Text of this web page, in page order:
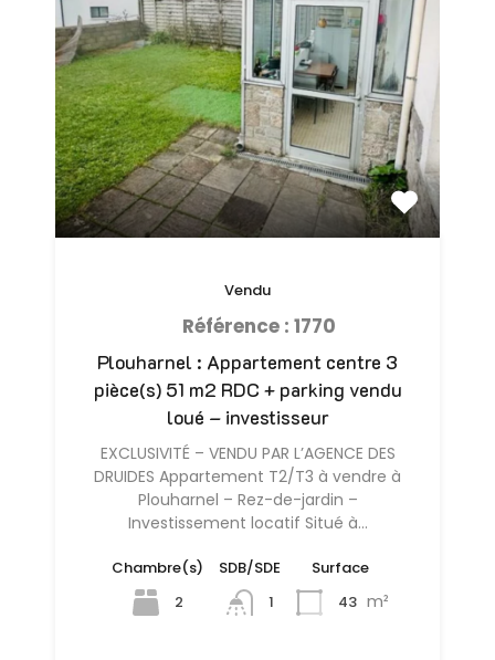
Plouharnel : Appartement centre 3
pièce(s) 51 m2 RDC + parking vendu
loué – investisseur
EXCLUSIVITÉ – VENDU PAR L’AGENCE DES
DRUIDES Appartement T2/T3 à vendre à
Plouharnel – Rez-de-jardin –
Investissement locatif Situé à…
Chambre(s)
2
SDB/SDE
1
Surface
43 m²
Vendu
Référence : 1770